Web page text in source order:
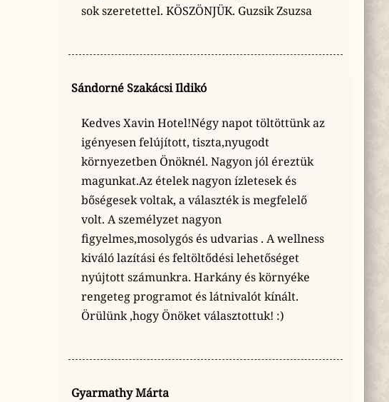
sok szeretettel. KÖSZÖNJÜK. Guzsik Zsuzsa
Sándorné Szakácsi Ildikó
Kedves Xavin Hotel!Négy napot töltöttünk az
igényesen felújított, tiszta,nyugodt
környezetben Önöknél. Nagyon jól éreztük
magunkat.Az ételek nagyon ízletesek és
bőségesek voltak, a választék is megfelelő
volt. A személyzet nagyon
figyelmes,mosolygós és udvarias . A wellness
kiváló lazítási és feltöltődési lehetőséget
nyújtott számunkra. Harkány és környéke
rengeteg programot és látnivalót kínált.
Örülünk ,hogy Önöket választottuk! :)
Gyarmathy Márta